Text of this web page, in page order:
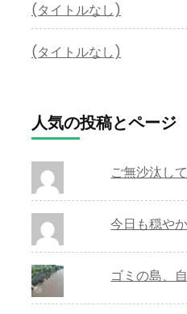
(タイトルなし)
(タイトルなし)
人気の投稿とページ
ご無沙汰し
今日も穏やか
ゴミの島、